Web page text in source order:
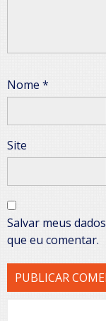
Nome *
Site
Salvar meus
que eu comentar.